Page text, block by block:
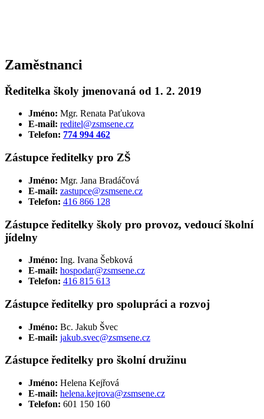
Zaměstnanci
Ředitelka školy jmenovaná od 1. 2. 2019
Jméno: Mgr. Renata Paťukova
E-mail: reditel@zsmsene.cz
Telefon: 774 994 462
Zástupce ředitelky pro ZŠ
Jméno: Mgr. Jana Bradáčová
E-mail: zastupce@zsmsene.cz
Telefon: 416 866 128
Zástupce ředitelky školy pro provoz, vedoucí školní
jídelny
Jméno: Ing. Ivana Šebková
E-mail: hospodar@zsmsene.cz
Telefon: 416 815 613
Zástupce ředitelky pro spolupráci a rozvoj
Jméno: Bc. Jakub Švec
E-mail: jakub.svec@zsmsene.cz
Zástupce ředitelky pro školní družinu
Jméno: Helena Kejřová
E-mail: helena.kejrova@zsmsene.cz
Telefon: 601 150 160